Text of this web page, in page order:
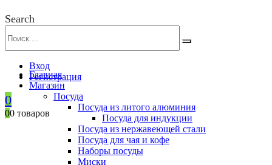
Search
Вход
Регистрация
0
00 товаров
Главная
Магазин
Посуда
Посуда из литого алюминия
Посуда для индукции
Посуда из нержавеющей стали
Посуда для чая и кофе
Наборы посуды
Миски